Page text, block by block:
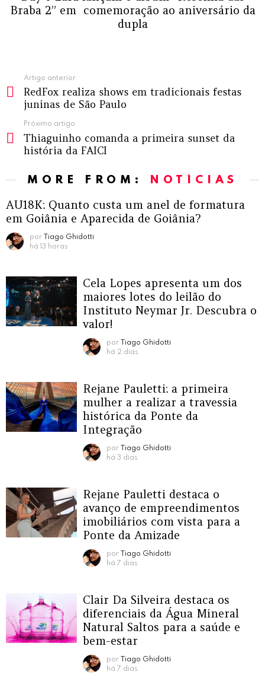
Braba 2” em comemoração ao aniversário da
dupla
mais
Artigo anterior
RedFox realiza shows em tradicionais festas
juninas de São Paulo
Próximo artigo
Thiaguinho comanda a primeira sunset da
história da FAICI
MORE FROM: NOTÍCIAS
AU18K: Quanto custa um anel de formatura
em Goiânia e Aparecida de Goiânia?
por
Tiago Ghidotti
há 13 horas
Cela Lopes apresenta um dos
maiores lotes do leilão do
Instituto Neymar Jr. Descubra o
valor!
por
Tiago Ghidotti
há 2 dias
Rejane Pauletti: a primeira
mulher a realizar a travessia
histórica da Ponte da
Integração
por
Tiago Ghidotti
há 3 dias
Rejane Pauletti destaca o
avanço de empreendimentos
imobiliários com vista para a
Ponte da Amizade
por
Tiago Ghidotti
há 7 dias
Clair Da Silveira destaca os
diferenciais da Água Mineral
Natural Saltos para a saúde e
bem-estar
por
Tiago Ghidotti
há 7 dias